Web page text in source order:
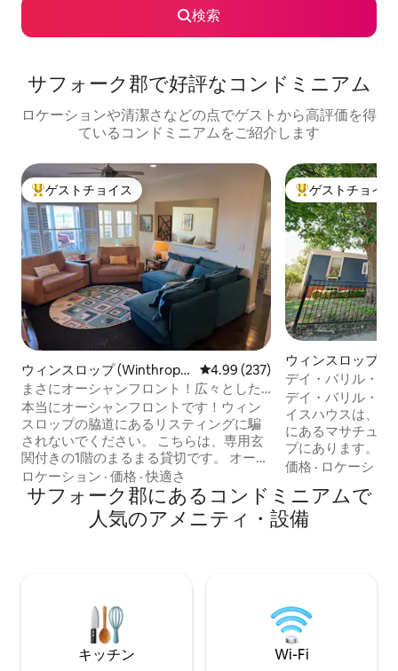
検索
サフォーク郡で好評なコンドミニアム
ロケーションや清潔さなどの点でゲストから高評価を得
ているコンドミニアムをご紹介します
大好評のゲストチョイスです。
ゲストチョイス
ウィンスロップ (Winthrop)
のコンドミニアム
レビュー237件、5つ星中4.99つ
4.99 (237)
まさにオーシャンフロント！広々とした
ファミリー向けペットフレンドリーな家
本当にオーシャンフロントです！ウィン
スロップの脇道にあるリスティングに騙
されないでください。 こちらは、専用玄
関付きの1階のまるまる貸切です。 オーナ
ーがホストする、通常の家族や町の音が
聞こえる、クラシックな3階建ての家で
す。 プロによる清掃が行われており、ペ
ット連れにもおすすめです。 ボストンに
イフガード付きのビーチを楽しんだりで
きます。 カフェやレストランは徒歩圏内
にあり、食料品の配達も可能です。 騒音
禁止時間：午後10時から午前7時までは全
ロケーション · 価格 ·快適さ
大好評のゲスト
ゲストチョイス
ウィンスロップ
のコンドミニアム
デイ・バリル・ワ
邸
デイ・バリル・ワ
イスハウスは、ボ
にあるマサチュー
プにあります。
いので、ご旅行の
改装済みの3ベッ
アパートには、専
駐車場、サンルー
かし、その後2つ
した）。
価格 · ロケーショ
サフォーク郡にあるコンドミニアムで
人気のアメニティ・設備
キッチン Wi-Fi